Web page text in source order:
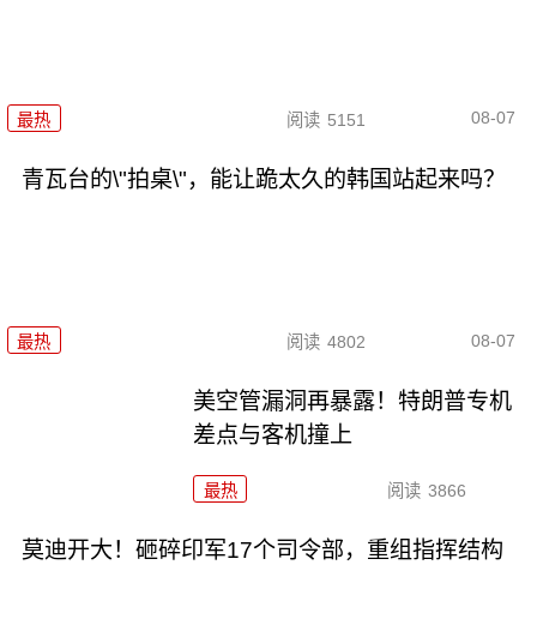
最热 阅读 5151 08-07
青瓦台的\"拍桌\"，能让跪太久的韩国站起来吗？
最热 阅读 4802 08-07
美空管漏洞再暴露！特朗普专机
差点与客机撞上
最热 阅读 3866
莫迪开大！砸碎印军17个司令部，重组指挥结构